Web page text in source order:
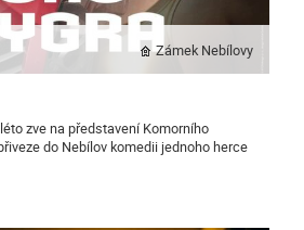
Zámek Nebílovy
zve na představení Komorního
do Nebílov komedii jednoho herce